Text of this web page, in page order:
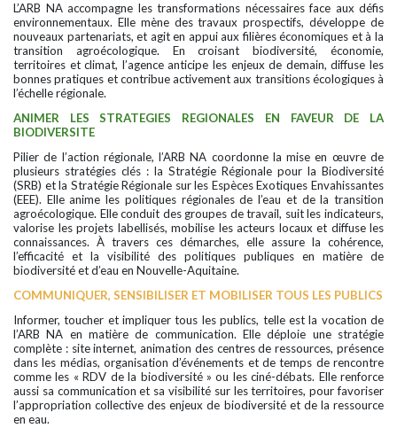
L’ARB NA accompagne les transformations nécessaires face aux défis
environnementaux. Elle mène des travaux prospectifs, développe de
nouveaux partenariats, et agit en appui aux filières économiques et à la
transition agroécologique. En croisant biodiversité, économie,
territoires et climat, l’agence anticipe les enjeux de demain, diffuse les
bonnes pratiques et contribue activement aux transitions écologiques à
l’échelle régionale.
ANIMER LES STRATEGIES REGIONALES EN FAVEUR DE LA
BIODIVERSITE
Pilier de l’action régionale, l’ARB NA coordonne la mise en œuvre de
plusieurs stratégies clés : la Stratégie Régionale pour la Biodiversité
(SRB) et la Stratégie Régionale sur les Espèces Exotiques Envahissantes
(EEE). Elle anime les politiques régionales de l’eau et de la transition
agroécologique. Elle conduit des groupes de travail, suit les indicateurs,
valorise les projets labellisés, mobilise les acteurs locaux et diffuse les
connaissances. À travers ces démarches, elle assure la cohérence,
l’efficacité et la visibilité des politiques publiques en matière de
biodiversité et d’eau en Nouvelle-Aquitaine.
COMMUNIQUER, SENSIBILISER ET MOBILISER TOUS LES PUBLICS
Informer, toucher et impliquer tous les publics, telle est la vocation de
l’ARB NA en matière de communication. Elle déploie une stratégie
complète : site internet, animation des centres de ressources, présence
dans les médias, organisation d’événements et de temps de rencontre
comme les « RDV de la biodiversité » ou les ciné-débats. Elle renforce
aussi sa communication et sa visibilité sur les territoires, pour favoriser
l’appropriation collective des enjeux de biodiversité et de la ressource
en eau.